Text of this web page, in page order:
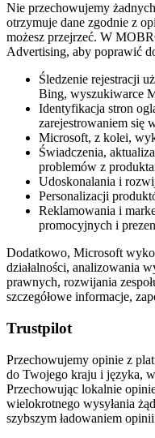
Nie przechowujemy
otrzymuje dane zgodnie z
możesz przejrzeć. W
Advertising, aby poprawić
Śledzenie rejestracji
Bing, wyszukiwarce
Identyfikacja stron
zarejestrowaniem się
Microsoft, z kolei,
Świadczenia,
problemów z
Udoskonalania i
Personalizacji
Reklamowania i
promocyjnych i
Dodatkowo, Microsoft
działalności, analizowania
prawnych, rozwijania
szczegółowe informacje,
Trustpilot
Przechowujemy opinie z
do Twojego kraju i języka,
Przechowując lokalnie
wielokrotnego wysyłania
szybszym ładowaniem